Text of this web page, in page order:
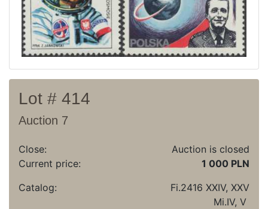
Regulation
Contact
Lot # 414
Auction 7
Close:
Auction is closed
Current price:
1 000 PLN
Catalog:
Fi.2416 XXIV, XXV
Mi.IV, V